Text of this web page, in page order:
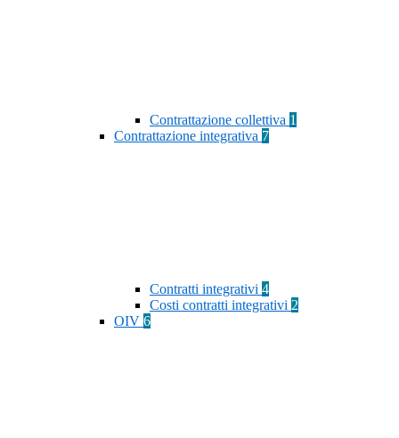
Contrattazione collettiva 1
Contrattazione integrativa 7
Contratti integrativi 4
Costi contratti integrativi 2
OIV 6